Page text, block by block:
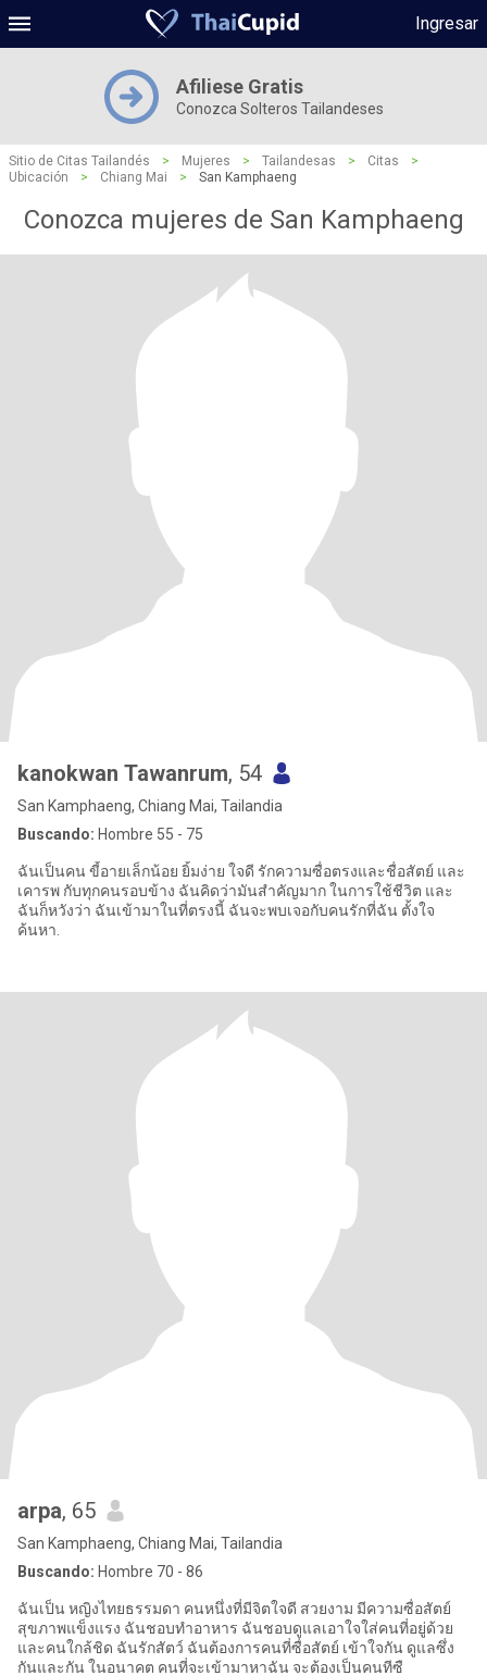
Ingresar
Afiliese Gratis
Conozca Solteros Tailandeses
Sitio de Citas Tailandés > Mujeres > Tailandesas > Citas
>
Ubicación
> Chiang Mai > San Kamphaeng
Conozca mujeres de San Kamphaeng
kanokwan Tawanrum, 54
San Kamphaeng, Chiang Mai, Tailandia
Buscando: Hombre 55 - 75
ฉันเป็นคน ขี้อายเล็กน้อย ยิ้มง่าย ใจดี รักความซื่อตรงและชื่อสัตย์ และ
เคารพ กับทุกคนรอบข้าง ฉันคิดว่ามันสำคัญมาก ในการใช้ชีวิต และ
ฉันก็หวังว่า ฉันเข้ามาในที่ตรงนี้ ฉันจะพบเจอกับคนรักที่ฉัน ตั้งใจ
ค้นหา.
arpa, 65
San Kamphaeng, Chiang Mai, Tailandia
Buscando: Hombre 70 - 86
ฉันเป็น หญิงไทยธรรมดา คนหนึ่งที่มีจิตใจดี สวยงาม มีความซื่อสัตย์
สุขภาพแข็งแรง ฉันชอบทำอาหาร ฉันชอบดูแลเอาใจใส่คนที่อยู่ด้วย
และคนใกล้ชิด ฉันรักสัตว์ ฉันต้องการคนที่ซื่อสัตย์ เข้าใจกัน ดูแลซึ่ง
กันและกัน ในอนาคต คนที่จะเข้ามาหาฉัน จะต้องเป็นคนทีซื